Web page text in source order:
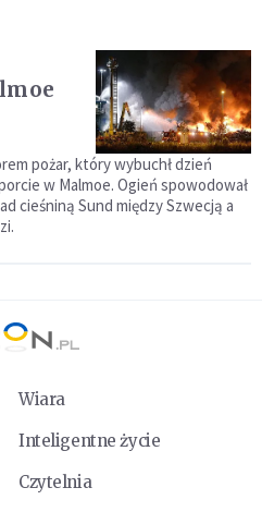
pożar, który wybuchł dzień
w Malmoe. Ogień spowodował
cieśniną Sund między Szwecją a
Wiara
Inteligentne życie
Czytelnia